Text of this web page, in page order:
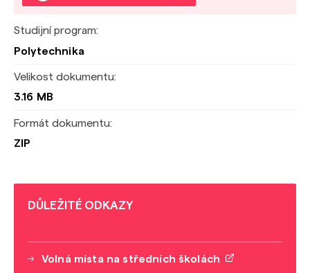
Studijní program:
Polytechnika
Velikost dokumentu:
3.16 MB
Formát dokumentu:
ZIP
DŮLEŽITÉ ODKAZY
Volná místa na středních školách